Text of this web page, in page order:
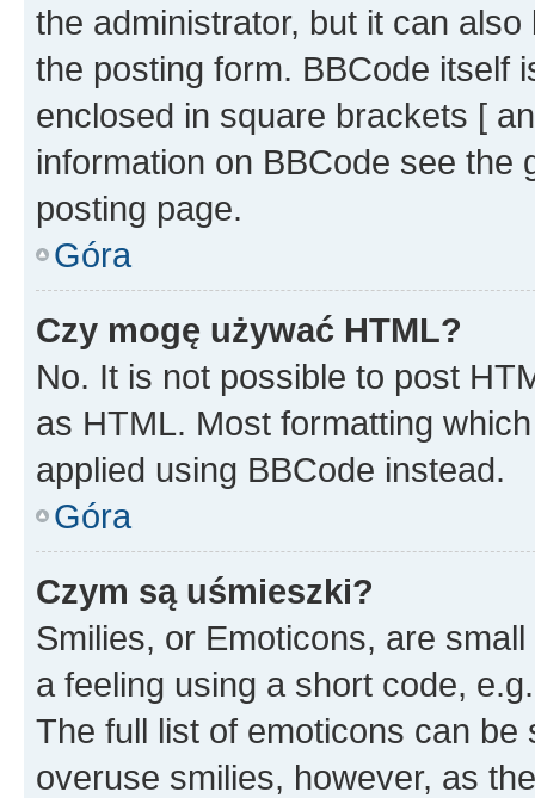
the administrator, but it can
the posting form. BBCode itself
enclosed in square brackets [
information on BBCode see
posting page.
Góra
Czy mogę używać HTML?
No. It is not possible to post
as HTML. Most formatting
applied using BBCode instead.
Góra
Czym są uśmieszki?
Smilies, or Emoticons, are
a feeling using a short code,
The full list of emoticons can
overuse smilies, however, as